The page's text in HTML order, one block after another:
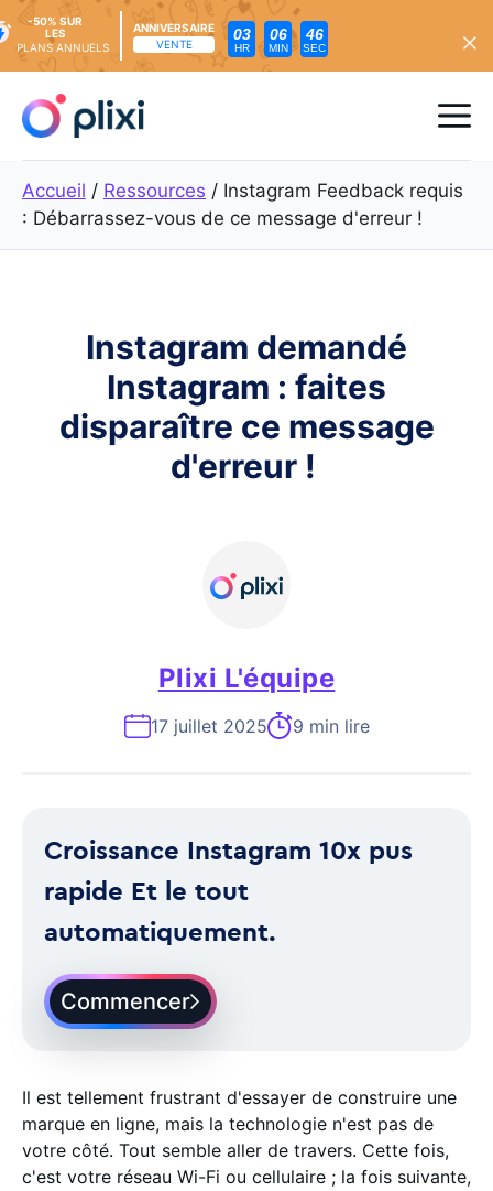
content
-50% SUR
LES
PLANS ANNUELS
ANNIVERSAIRE
VENTE
03
HR
06
MIN
44
SEC
Accueil / Ressources / Instagram Feedback requis
: Débarrassez-vous de ce message d'erreur !
Instagram demandé
Instagram : faites
disparaître ce message
d'erreur !
Plixi L'équipe
17 juillet 2025 9 min lire
Croissance Instagram 10x pus
rapide Et le tout
automatiquement.
Commencer
Il est tellement frustrant d'essayer de construire une
marque en ligne, mais la technologie n'est pas de
votre côté. Tout semble aller de travers. Cette fois,
c'est votre réseau Wi-Fi ou cellulaire ; la fois suivante,